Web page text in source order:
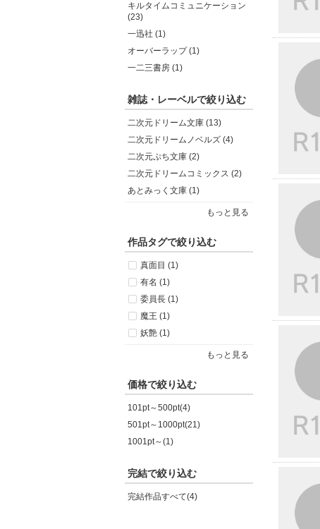
キルタイムコミュニケーション
(23)
一迅社 (1)
オーバーラップ (1)
一二三書房 (1)
雑誌・レーベルで絞り込む
二次元ドリーム文庫 (13)
二次元ドリームノベルズ (4)
二次元ぷち文庫 (2)
二次元ドリームコミックス (2)
あとみっく文庫 (1)
もっと見る
作品タグで絞り込む
真面目 (1)
有名 (1)
委員長 (1)
魔王 (1)
妖艶 (1)
もっと見る
価格で絞り込む
101pt～500pt(4)
501pt～1000pt(21)
1001pt～(1)
完結で絞り込む
完結作品すべて(4)